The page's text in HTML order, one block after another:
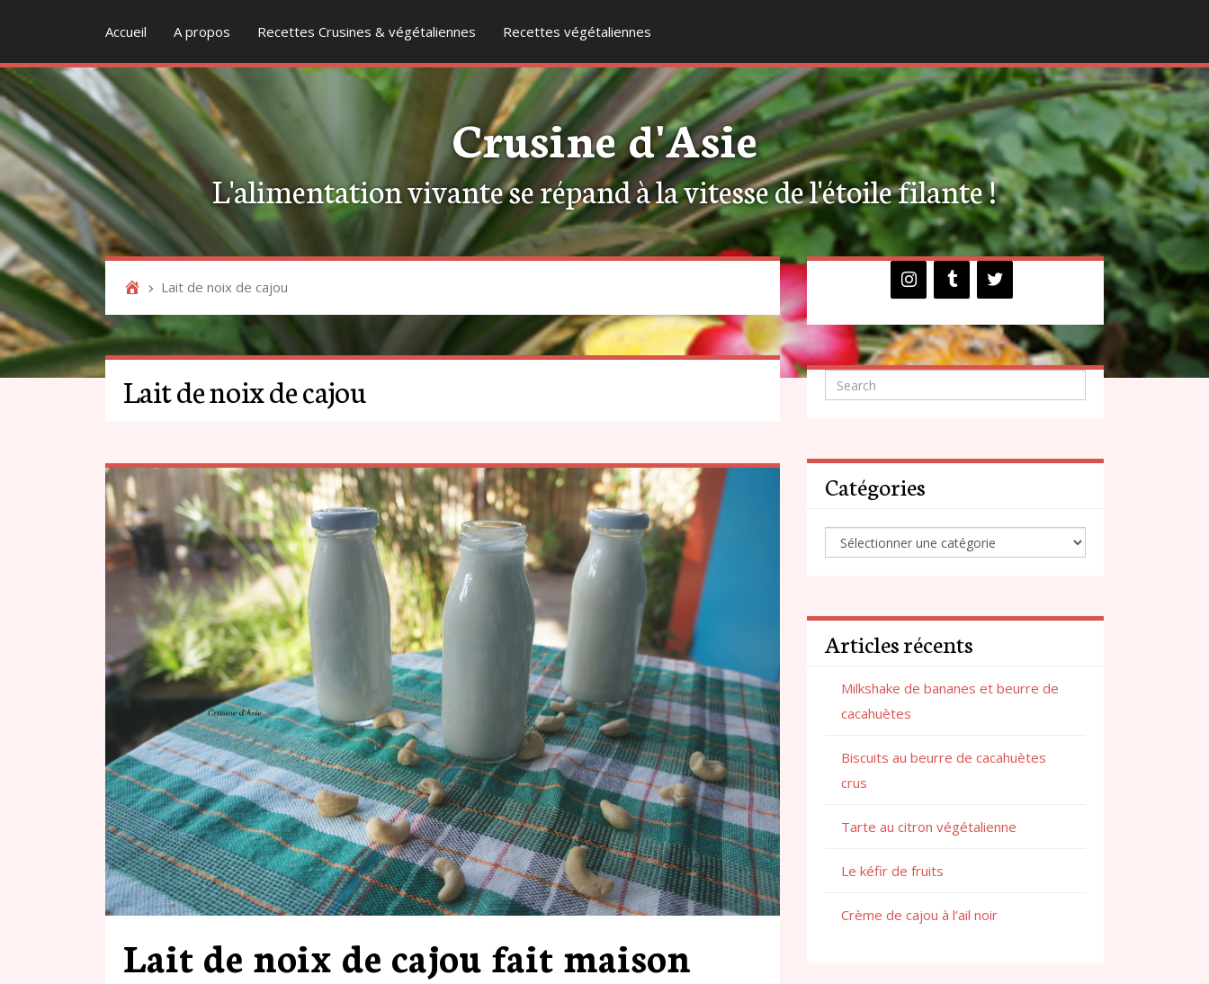
Accueil A propos Recettes Crusines & végétaliennes Recettes végétaliennes
Crusine d'Asie
L'alimentation vivante se répand à la vitesse de l'étoile filante !
Lait de noix de cajou
Lait de noix de cajou
Lait de noix de cajou fait maison
Catégories
Articles récents
Milkshake de bananes et beurre de
cacahuètes
Biscuits au beurre de cacahuètes
crus
Tarte au citron végétalienne
Le kéfir de fruits
Crème de cajou à l’ail noir